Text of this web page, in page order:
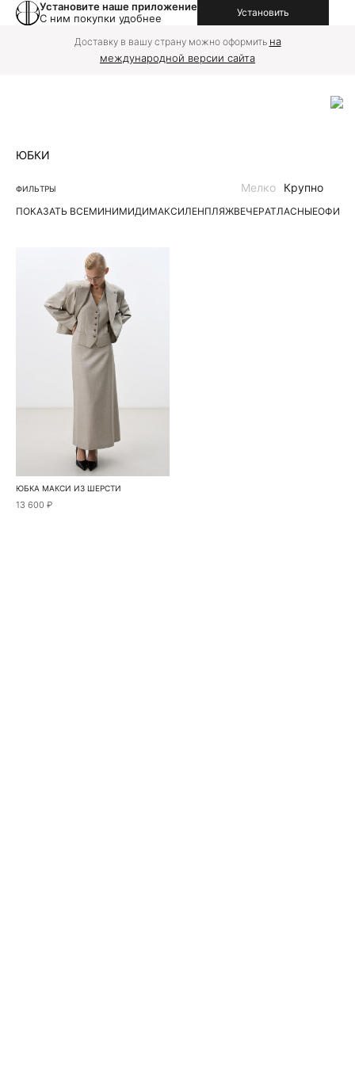
Установите наше приложение
С ним покупки удобнее
Установить
Доставку в вашу страну можно оформить на
международной версии сайта
ЮБКИ
ФИЛЬТРЫ
ПОКАЗАТЬ ВСЕМИНИМИДИМАКСИЛЕНПЛЯЖВЕЧЕРАТЛАСНЫЕОФИС
Мелко Крупно
ЮБКА МАКСИ ИЗ ШЕРСТИ
13 600 ₽